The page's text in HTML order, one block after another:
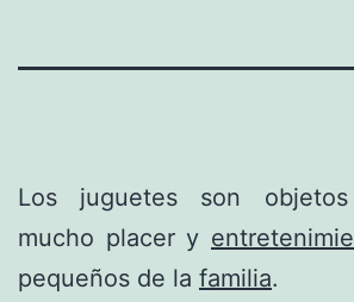
Los juguetes son
mucho placer y
pequeños de la familia.